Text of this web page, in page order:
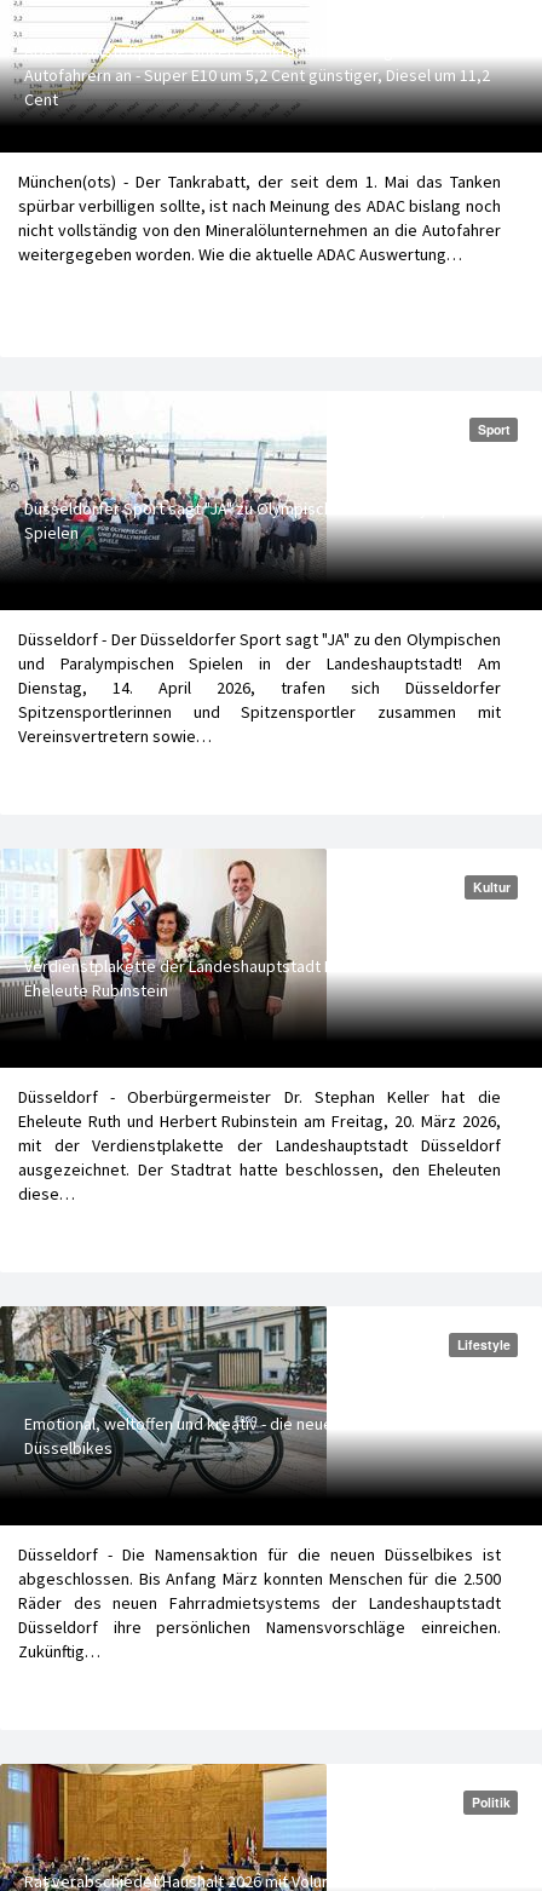
ADAC: Kraftstoffpreise sinken - Tankrabatt kommt großteils bei
Autofahrern an - Super E10 um 5,2 Cent günstiger, Diesel um 11,2
Cent
München(ots) - Der Tankrabatt, der seit dem 1. Mai das Tanken
spürbar verbilligen sollte, ist nach Meinung des ADAC bislang noch
nicht vollständig von den Mineralölunternehmen an die Autofahrer
weitergegeben worden. Wie die aktuelle ADAC Auswertung…
Sport
Düsseldorfer Sport sagt "JA" zu Olympischen und Paralympischen
Spielen
Düsseldorf - Der Düsseldorfer Sport sagt "JA" zu den Olympischen
und Paralympischen Spielen in der Landeshauptstadt! Am
Dienstag, 14. April 2026, trafen sich Düsseldorfer
Spitzensportlerinnen und Spitzensportler zusammen mit
Vereinsvertretern sowie…
Kultur
Verdienstplakette der Landeshauptstadt Düsseldorf für die
Eheleute Rubinstein
Düsseldorf - Oberbürgermeister Dr. Stephan Keller hat die
Eheleute Ruth und Herbert Rubinstein am Freitag, 20. März 2026,
mit der Verdienstplakette der Landeshauptstadt Düsseldorf
ausgezeichnet. Der Stadtrat hatte beschlossen, den Eheleuten
diese…
Lifestyle
Emotional, weltoffen und kreativ - die neuen Namen für die
Düsselbikes
Düsseldorf - Die Namensaktion für die neuen Düsselbikes ist
abgeschlossen. Bis Anfang März konnten Menschen für die 2.500
Räder des neuen Fahrradmietsystems der Landeshauptstadt
Düsseldorf ihre persönlichen Namensvorschläge einreichen.
Zukünftig…
Politik
Rat verabschiedet Haushalt 2026 mit Volumen von rund 4,4